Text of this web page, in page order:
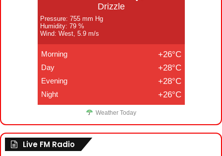
Drizzle
Pressure: 755 mm Hg
Humidity: 79 %
Wind: West, 5.9 m/s
Morning +26°C
Day +28°C
Evening +28°C
Night +26°C
Weather Today
Live FM Radio